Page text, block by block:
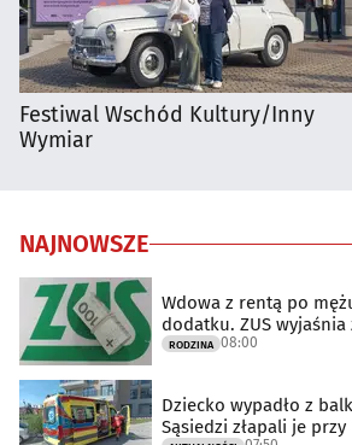
Festiwal Wschód Kultury/Inny
Wymiar
NAJNOWSZE
Wdowa z rentą po
dodatku. ZUS wyjaśnia
RODZINA 08:00
Dziecko wypadło z
Sąsiedzi złapali je